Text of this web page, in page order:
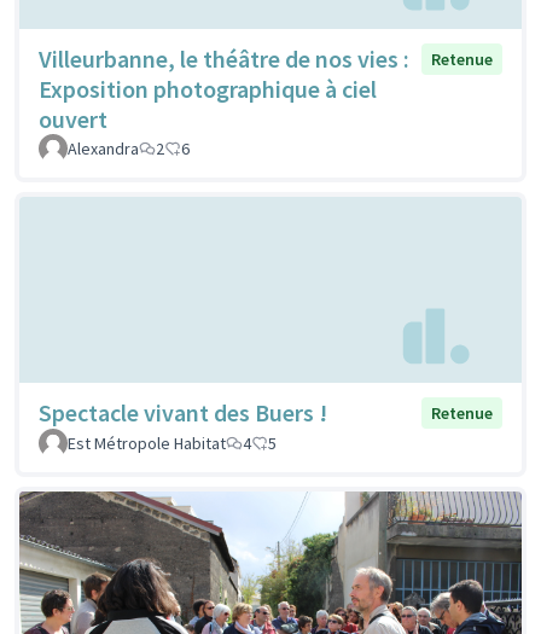
Villeurbanne, le théâtre de nos vies :
Exposition photographique à ciel
ouvert
Retenue
Alexandra 2 6
Spectacle vivant des Buers !
Retenue
Est Métropole Habitat
4 5